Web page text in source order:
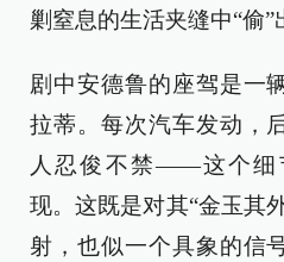
剿窒息的生活夹缝中“偷”
剧中安德鲁的座驾是一
拉蒂。每次汽车发动，
人忍俊不禁——这个细
现。这既是对其“金玉其
射，也似一个具象的信